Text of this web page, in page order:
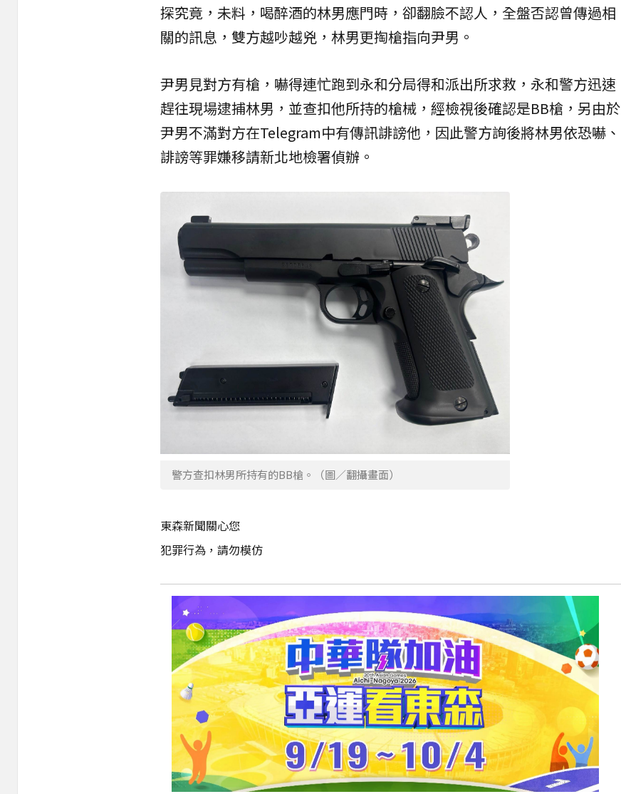
探究竟，未料，喝醉酒的林男應門時，卻翻臉不認人，全盤否認曾傳過相
關的訊息，雙方越吵越兇，林男更掏槍指向尹男。
尹男見對方有槍，嚇得連忙跑到永和分局得和派出所求救，永和警方迅速
趕往現場逮捕林男，並查扣他所持的槍械，經檢視後確認是BB槍，另由於
尹男不滿對方在Telegram中有傳訊誹謗他，因此警方詢後將林男依恐嚇、
誹謗等罪嫌移請新北地檢署偵辦。
警方查扣林男所持有的BB槍。（圖／翻攝畫面）
東森新聞關心您
犯罪行為，請勿模仿